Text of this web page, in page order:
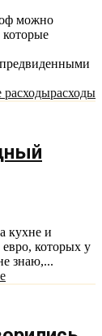
можно
которые
расходырасходы
кухне и
которых у
знаю,...